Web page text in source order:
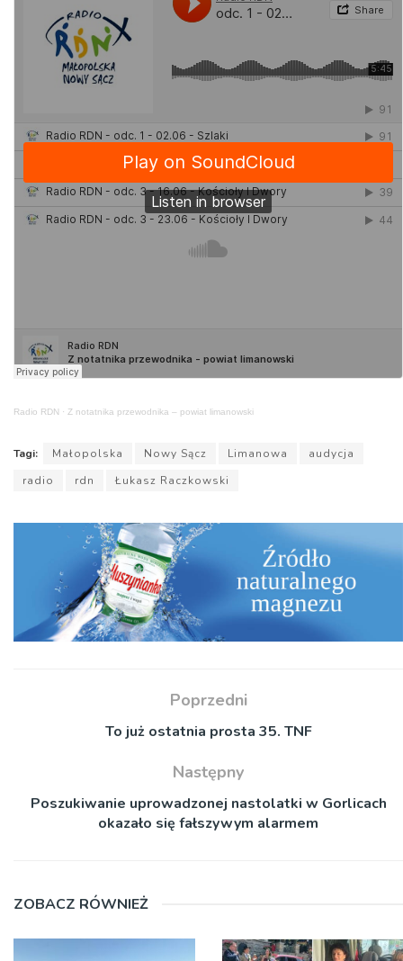
Radio RDN · Z notatnika przewodnika – powiat limanowski
Tagi: Małopolska Nowy Sącz Limanowa
audycja
radio
rdn Łukasz Raczkowski
Poprzedni
To już ostatnia prosta 35. TNF
Następny
Poszukiwanie uprowadzonej nastolatki w Gorlicach
okazało się fałszywym alarmem
ZOBACZ RÓWNIEŻ